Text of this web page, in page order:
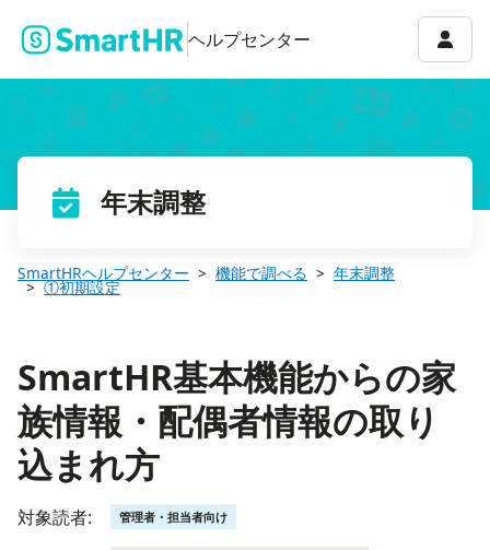
ヘルプセンター アカ
年末調整
SmartHRヘルプセンター 機能で調べる 年末調整
①初期設定
SmartHR基本機能からの家
族情報・配偶者情報の取り
込まれ方
対象読者: 管理者・担当者向け